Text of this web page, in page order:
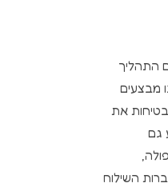
התהליך
מבצעים
את
גם
השילוח